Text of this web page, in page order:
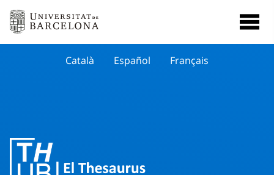
Català Español Français